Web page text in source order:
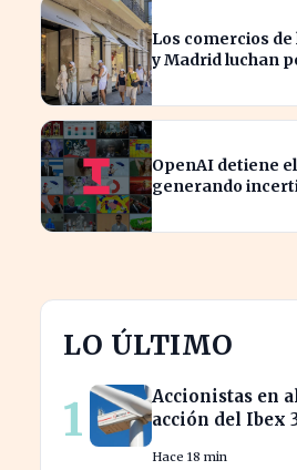
Los comercios
y Madrid luchan
OpenAI detiene
generando
LO ÚLTIMO
1
Accionistas en
acción del Ibex
Hace 18 min